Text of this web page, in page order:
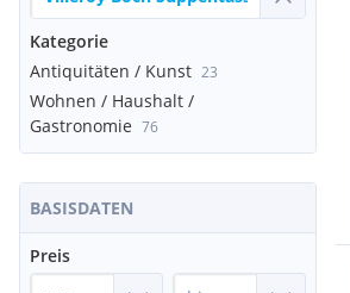
Kategorie
Antiquitäten / Kunst 23
Wohnen / Haushalt /
Gastronomie 76
BASISDATEN
Preis